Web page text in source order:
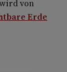
von
Erde